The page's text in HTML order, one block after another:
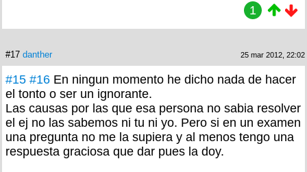
1
#17 danther 25 mar 2012, 22:02
#15 #16 En ningun momento he dicho nada de hacer
el tonto o ser un ignorante.
Las causas por las que esa persona no sabia resolver
el ej no las sabemos ni tu ni yo. Pero si en un examen
una pregunta no me la supiera y al menos tengo una
respuesta graciosa que dar pues la doy.